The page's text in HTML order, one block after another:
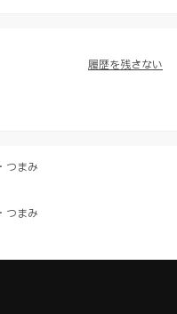
利用に限ります。
ては、WEBサイト利用規
ドをご確認いただき、内容の
履歴を残さない
つまみ
つまみ